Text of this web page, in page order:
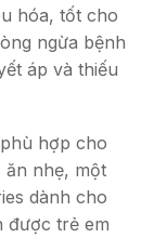
hóa, tốt cho
ngừa bệnh
áp và thiếu
hợp cho
ăn nhẹ, một
dành cho
được trẻ em